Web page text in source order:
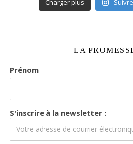
Charger plus
LA
Prénom
S'inscrire à la newsletter :